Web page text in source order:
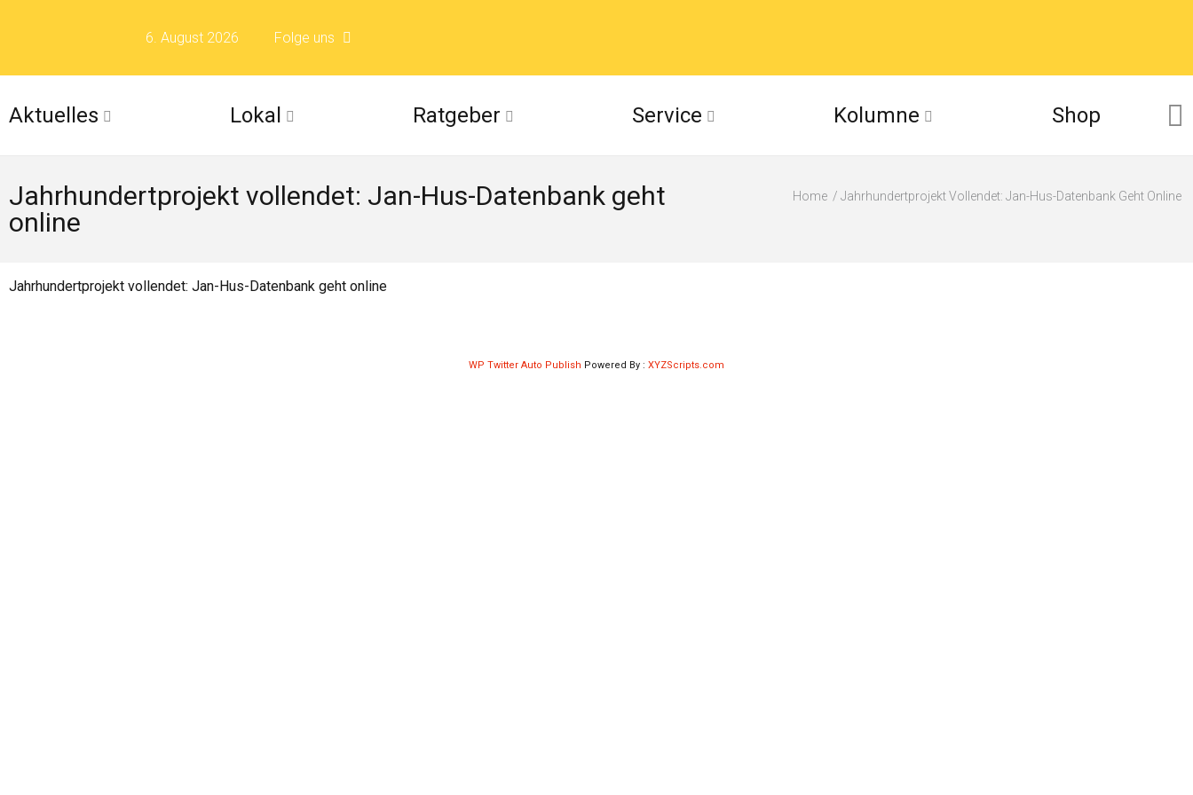
6. August 2026 Folge uns
Folge uns auf Flickr
Aktuelles Lokal Ratgeber Service Kolumne Shop
Jahrhundertprojekt vollendet: Jan-Hus-Datenbank geht
online
Home Jahrhundertprojekt Vollendet: Jan-Hus-Datenbank Geht Online
Jahrhundertprojekt vollendet: Jan-Hus-Datenbank geht online
WP Twitter Auto Publish Powered By : XYZScripts.com